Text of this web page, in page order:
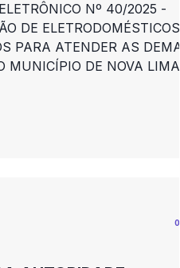
Nº 40/2025 -
DE
PARA ATENDER AS
MUNICÍPIO DE NOVA LIMA